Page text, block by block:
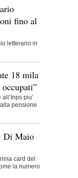
fino al
letterario in
18 mila
piu’
pensione
Di Maio
card del
la numero